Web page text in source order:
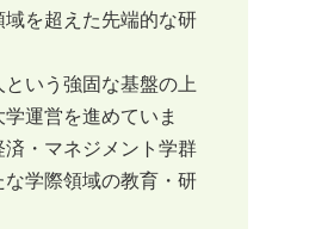
を超えた先端的な研
いう強固な基盤の上
運営を進めていま
・マネジメント学群
学際領域の教育・研